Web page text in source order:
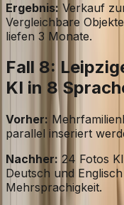
Ergebnis: Verkauf
Vergleichbare
liefen 3 Monate.
Fall 8:
KI in 8
Vorher:
parallel inseriert
Nachher: 24 Fotos
Deutsch und
Mehrsprachigkeit.